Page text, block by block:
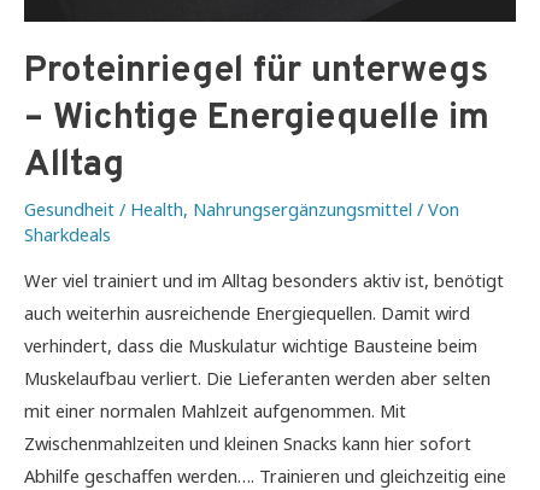
Proteinriegel für unterwegs
– Wichtige Energiequelle im
Alltag
Gesundheit / Health, Nahrungsergänzungsmittel / Von
Sharkdeals
Wer viel trainiert und im Alltag besonders aktiv ist, benötigt
auch weiterhin ausreichende Energiequellen. Damit wird
verhindert, dass die Muskulatur wichtige Bausteine beim
Muskelaufbau verliert. Die Lieferanten werden aber selten
mit einer normalen Mahlzeit aufgenommen. Mit
Zwischenmahlzeiten und kleinen Snacks kann hier sofort
Abhilfe geschaffen werden…. Trainieren und gleichzeitig eine